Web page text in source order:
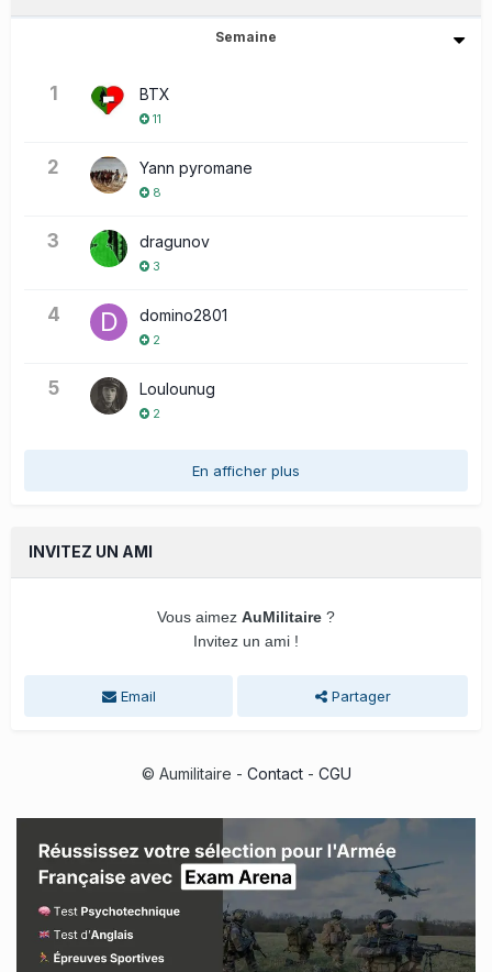
Semaine
1 BTX
11
2 Yann pyromane
8
3 dragunov
3
4 domino2801
2
5 Loulounug
2
En afficher plus
INVITEZ UN AMI
Vous aimez AuMilitaire ?
Invitez un ami !
Email Partager
© Aumilitaire - Contact- CGU